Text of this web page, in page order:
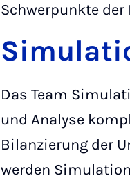
Schwerpunkte der
Das Team
und Analyse
Bilanzierung der
werden